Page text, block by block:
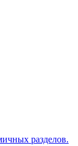
разделов.